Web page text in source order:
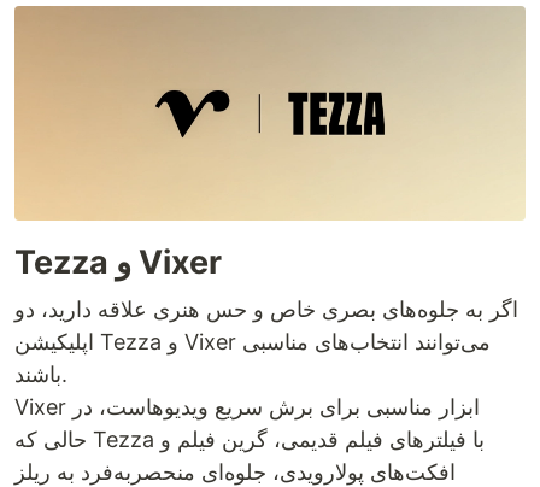
Tezza و Vixer
اگر به جلوه‌های بصری خاص و حس هنری علاقه دارید، دو
اپلیکیشن Tezza و Vixer می‌توانند انتخاب‌های مناسبی
باشند.
Vixer ابزار مناسبی برای برش سریع ویدیوهاست، در
حالی که Tezza با فیلترهای فیلم قدیمی، گرین فیلم و
افکت‌های پولارویدی، جلوه‌ای منحصربه‌فرد به ریلز